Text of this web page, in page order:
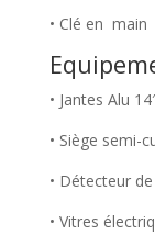
• Clé en main
• Jantes Alu
• Siège semi-
• Détecteur
• Vitres